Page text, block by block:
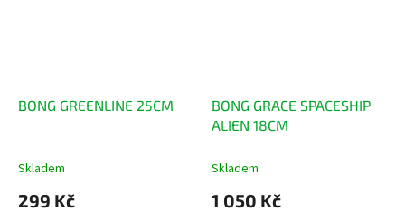
BONG GREENLINE 25CM
Skladem
299 Kč
BONG GRACE SPACESHIP
ALIEN 18CM
Skladem
1 050 Kč